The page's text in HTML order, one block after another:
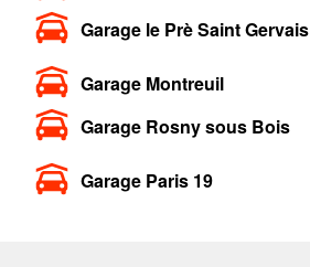
Garage le Prè Saint Gervais
Garage Montreuil
Garage Rosny sous Bois
Garage Paris 19